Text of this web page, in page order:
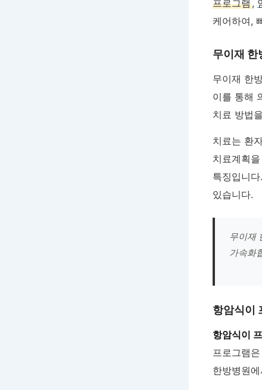
프로그램,
케어하여,
무이재 한
무이재 한
이를 통해
치료 방법
치료는 환
치료계획
특징입니
있습니다.
무이재
가속화
항암식이
항암식이
프로그램
한방병원